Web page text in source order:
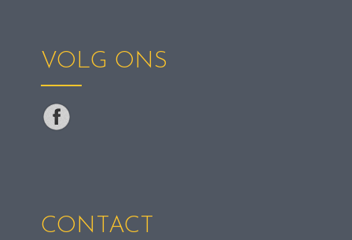
VOLG ONS
CONTACT